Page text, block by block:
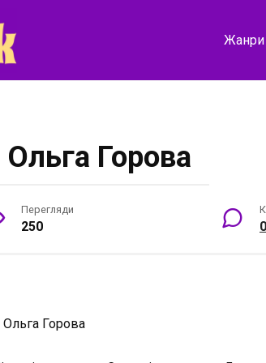
Жанри
Горова
Перегляди
250 0
Ольга Горова